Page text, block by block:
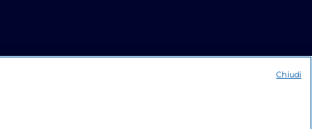
Chiudi